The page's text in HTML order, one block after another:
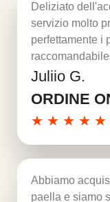
Deliziato
servizio molto
perfettamente i
Juliio G.
ORDINE
★ ★ ★ ★ ★
Abbiamo
paella e siamo